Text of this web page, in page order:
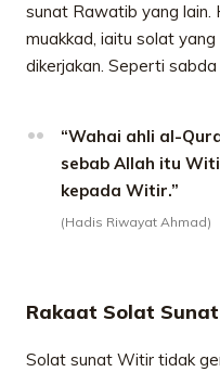
sunat Rawatib yang lain.
muakkad, iaitu solat
dikerjakan. Seperti
“Wahai ahli al-
sebab Allah itu
kepada Witir.”
(Hadis Riwayat Ahmad)
Rakaat Solat
Solat sunat Witir tidak